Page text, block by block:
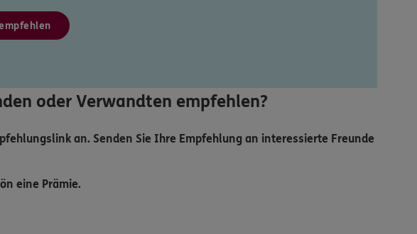
oder Verwandten empfehlen?
an. Senden Sie Ihre Empfehlung an interessierte Freunde
eine Prämie.